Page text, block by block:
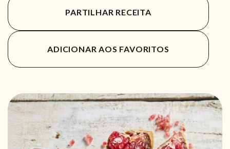
PARTILHAR RECEITA
ADICIONAR AOS FAVORITOS